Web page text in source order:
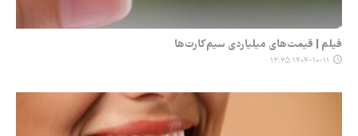
فیلم | قیمت‌های میلیاردی سیم‌کارت‌ها
۱۴۰۴-۱۰-۱۱ ۱۳:۳۵